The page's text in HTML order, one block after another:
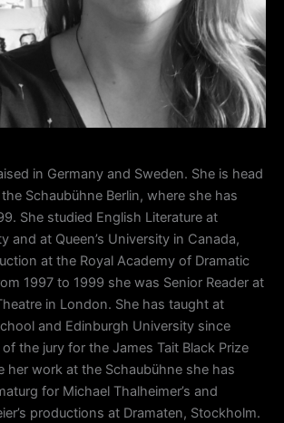
in Germany and Sweden. She is head
Schaubühne Berlin, where she has
She studied English Literature at
and at Queen’s University in Canada,
at the Royal Academy of Dramatic
1997 to 1999 she was Senior Reader at
in London. She has taught at
and Edinburgh University since
the jury for the James Tait Black Prize
her work at the Schaubühne she has
for Michael Thalheimer’s and
productions at Dramaten, Stockholm.